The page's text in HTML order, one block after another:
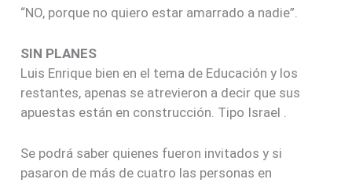
“NO, porque no quiero estar amarrado a nadie”.
SIN PLANES
Luis Enrique bien en el tema de Educación y los
restantes, apenas se atrevieron a decir que sus
apuestas están en construcción. Tipo Israel .
Se podrá saber quienes fueron invitados y si
pasaron de más de cuatro las personas en